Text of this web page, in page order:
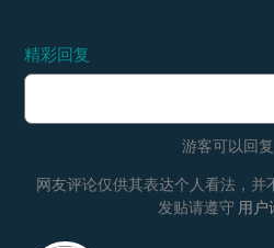
精彩回复
游客可以回复
网友评论仅供其表达个人看法，并
发贴请遵守 用户